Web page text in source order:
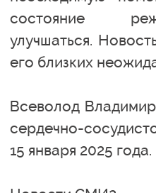
состояние
улучшаться.
его близких
Всеволод
сердечно-
15 января 2025 года.